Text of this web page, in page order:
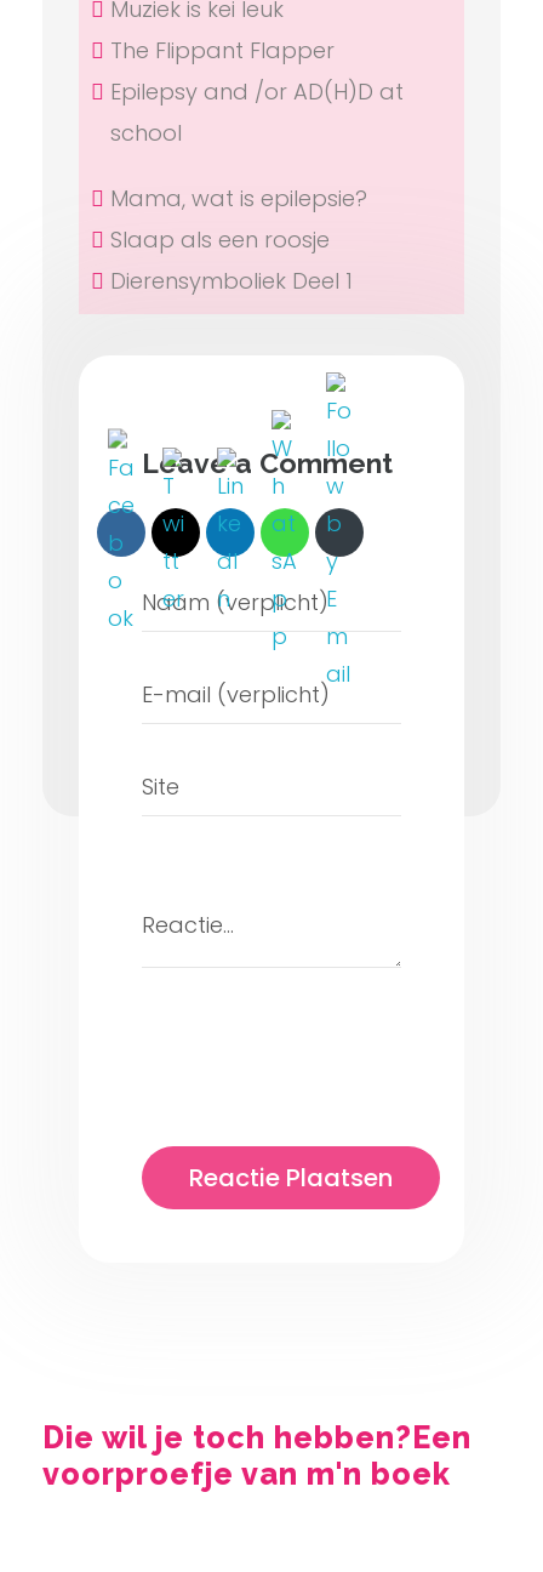
Muziek is kei leuk
The Flippant Flapper
Epilepsy and /or AD(H)D at
school
Mama, wat is epilepsie?
Slaap als een roosje
Dierensymboliek Deel 1
Dit blog delen met je netwerk?
Graag!Leave a Comment
Die wil je toch hebben?Een
voorproefje van m'n boek